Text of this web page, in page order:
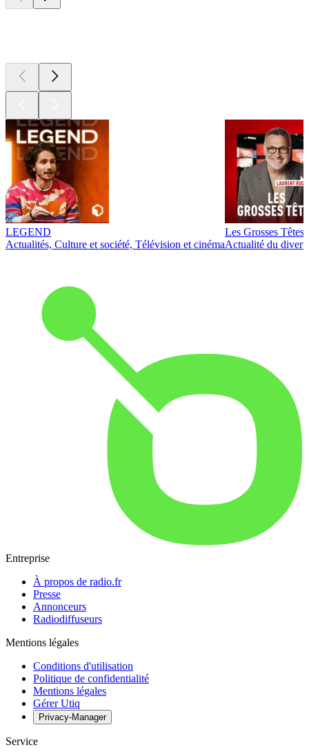
LEGEND
Actualités, Culture et société, Télévision et cinéma
Les Grosses Têtes
Actualité du
Entreprise
À propos de radio.fr
Presse
Annonceurs
Radiodiffuseurs
Mentions légales
Conditions d'utilisation
Politique de confidentialité
Mentions légales
Gérer Utiq
Privacy-Manager
Service